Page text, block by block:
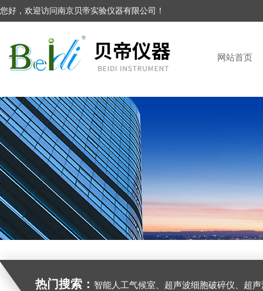
您好，欢迎访问南京贝帝实验仪器有限公司！
网站首页
热门搜索： 智能人工气候室、超声波细胞破碎仪、超